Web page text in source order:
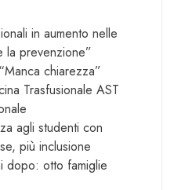
in aumento nelle
la prevenzione”
chiarezza”
Trasfusionale AST
agli studenti con
più inclusione
dopo: otto famiglie